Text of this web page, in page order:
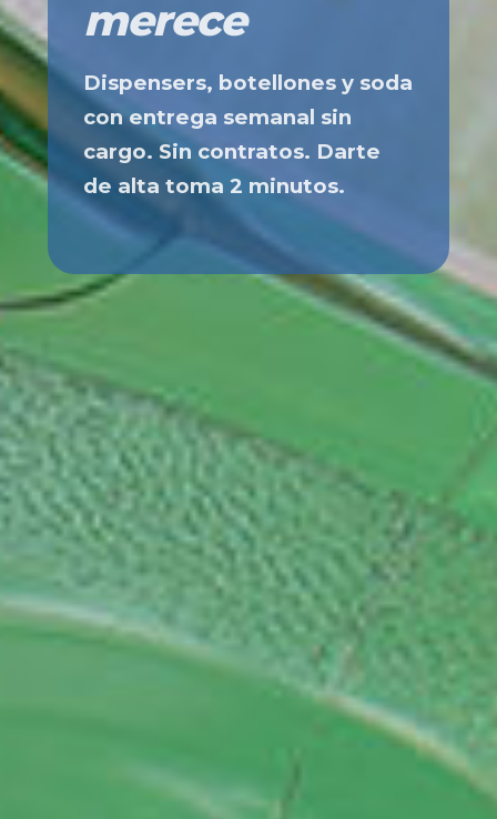
merece
Dispensers, botellones y soda
con entrega semanal sin
cargo. Sin contratos. Darte
de alta toma 2 minutos.